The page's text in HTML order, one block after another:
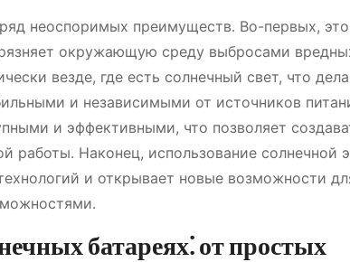
неоспоримых преимуществ․ Во-первых, это
окружающую среду выбросами
везде, где есть солнечный свет, что
и независимыми от источников
и эффективными, что позволяет
Наконец, использование солнечной
и открывает новые возможности
батареях⁚ от простых